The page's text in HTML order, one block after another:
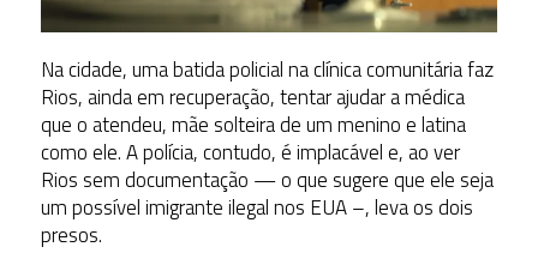
Na cidade, uma batida policial na clínica comunitária faz
Rios, ainda em recuperação, tentar ajudar a médica
que o atendeu, mãe solteira de um menino e latina
como ele. A polícia, contudo, é implacável e, ao ver
Rios sem documentação — o que sugere que ele seja
um possível imigrante ilegal nos EUA –, leva os dois
presos.